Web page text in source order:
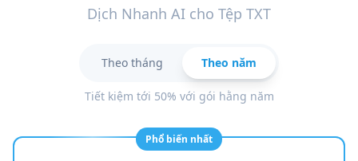
Dịch Nhanh AI cho Tệp TXT
Theo tháng Theo năm
Tiết kiệm tới 50% với gói hằng năm
Phổ biến nhất